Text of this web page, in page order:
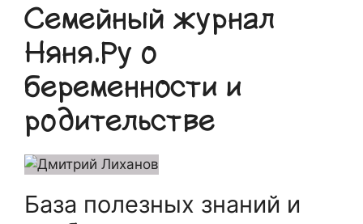
Семейный журнал
Няня.Ру о
беременности и
родительстве
База полезных знаний и